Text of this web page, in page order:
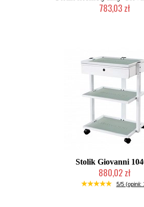
783,03 zł
Stolik Giovanni
880,02 zł
W magazynie5/5 (opinii: